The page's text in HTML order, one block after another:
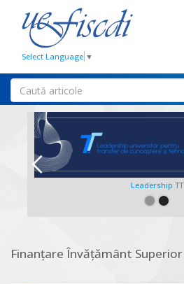
Select Language ▼
Leadership TT
Finanțare Învățământ Superior